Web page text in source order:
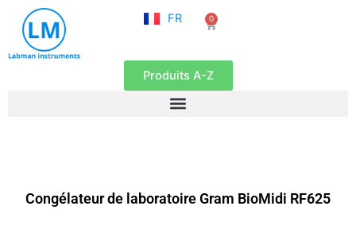
contenu
FR
EN
0
Panier
Produits A-Z
Congélateur de laboratoire Gram BioMidi RF625